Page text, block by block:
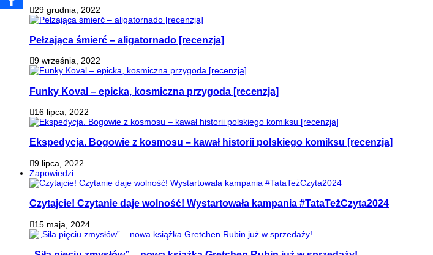
29 grudnia, 2022
Pełzająca śmierć – aligatornado [recenzja]
9 września, 2022
Funky Koval – epicka, kosmiczna przygoda [recenzja]
16 lipca, 2022
Ekspedycja. Bogowie z kosmosu – kawał historii polskiego komiksu [recenzja]
9 lipca, 2022
Zapowiedzi
Czytajcie! Czytanie daje wolność! Wystartowała kampania #TataTeżCzyta2024
15 maja, 2024